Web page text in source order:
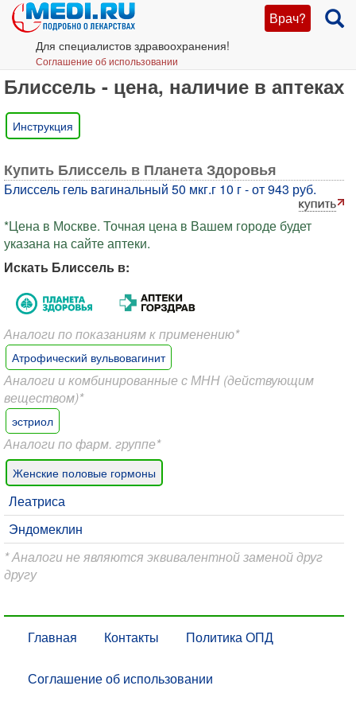
Врач?
Для специалистов здравоохранения!
Соглашение об использовании
Блиссель - цена, наличие в аптеках
Инструкция
Купить Блиссель в Планета Здоровья
Блиссель гель вагинальный 50 мкг.г 10 г - от 943 руб.
*Цена в Москве. Точная цена в Вашем городе будет
указана на сайте аптеки.
Искать Блиссель в:
Аналоги по показаниям к применению*
Атрофический вульвовагинит
Аналоги и комбинированные с МНН (действующим
веществом)*
эстриол
Аналоги по фарм. группе*
Женские половые гормоны
Леатриса
Эндомеклин
* Аналоги не являются эквивалентной заменой друг
другу
Главная Контакты Политика ОПД
Соглашение об использовании